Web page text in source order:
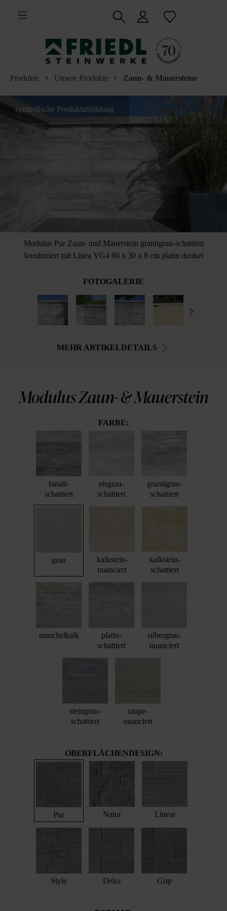
springen
Produkte Unsere Produkte Zaun- & Mauersteine
Modulus Pur Zaun- und Mauerstein granitgrau-schattiert
kombiniert mit Linea VG4 60 x 30 x 8 cm platin dunkel
symbolische Produktabbildung
FOTOGALERIE
MEHR ARTIKELDETAILS
Modulus Zaun- & Mauerstein
FARBE:
basalt-
schattiert
eisgrau-
schattiert
granitgrau-
schattiert
grau
kalkstein-
nuanciert
kalkstein-
schattiert
muschelkalk
platin-
schattiert
silbergrau-
nuanciert
steingrau-
schattiert
taupe-
nuanciert
OBERFLÄCHENDESIGN:
Pur Natur Linear
Style Deko Grip